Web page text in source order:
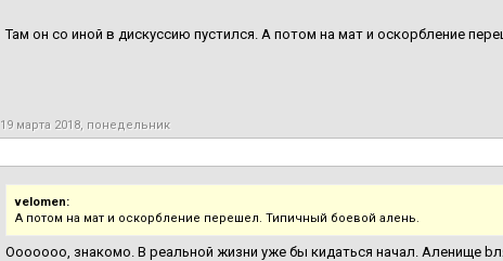
Там он со иной в дискуссию пустился. А потом на мат и оскорбление
19 марта 2018, понедельник
velomen:
А потом на мат и оскорбление перешел. Типичный боевой алень.
Ооооооо, знакомо. В реальной жизни уже бы кидаться начал. Аленище